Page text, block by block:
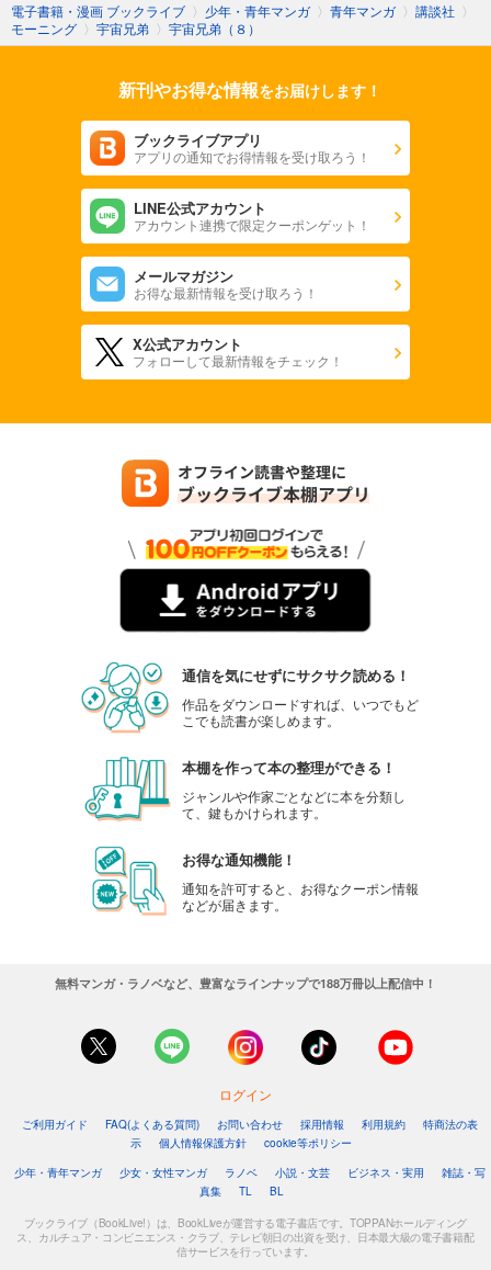
電子書籍・漫画 ブックライブ 〉 少年・青年マンガ 〉 青年マンガ 〉 講談社 〉
モーニング 〉 宇宙兄弟 〉 宇宙兄弟（８）
新刊やお得な情報をお届けします！
ブックライブアプリ
アプリの通知でお得情報を受け取ろう！
LINE公式アカウント
アカウント連携で限定クーポンゲット！
メールマガジン
お得な最新情報を受け取ろう！
X公式アカウント
フォローして最新情報をチェック！
通信を気にせずにサクサク読める！
作品をダウンロードすれば、いつでもど
こでも読書が楽しめます。
本棚を作って本の整理ができる！
ジャンルや作家ごとなどに本を分類し
て、鍵もかけられます。
お得な通知機能！
通知を許可すると、お得なクーポン情報
などが届きます。
無料マンガ・ラノベなど、豊富なラインナップで188万冊以上配信中！
ログイン
ご利用ガイド FAQ(よくある質問) お問い合わせ 採用情報 利用規約
特商法の表
示
個人情報保護方針
cookie等ポリシー
少年・青年マンガ
少女・女性マンガ ラノベ 小説・文芸 ビジネス・実用
雑誌・写
真集
TL BL
ブックライブ（BookLive!）は、BookLiveが運営する電子書店です。TOPPANホールディング
ス、カルチュア・コンビニエンス・クラブ、テレビ朝日の出資を受け、日本最大級の電子書籍配
信サービスを行っています。